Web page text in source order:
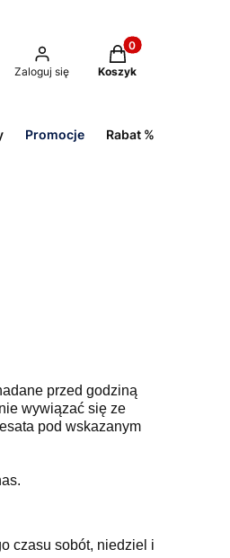
Zaloguj się
Produkty w
Koszyk
Promocje Rabat %
przed godziną
wywiązać się ze
pod wskazanym
czasu sobót, niedziel i